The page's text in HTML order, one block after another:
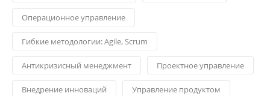
Операционное управление
Гибкие методологии: Agile, Scrum
Антикризисный менеджмент Проектное управление
Внедрение инноваций Управление продуктом